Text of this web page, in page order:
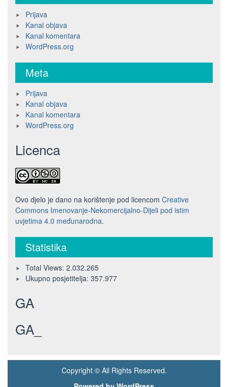
Prijava
Kanal objava
Kanal komentara
WordPress.org
Meta
Prijava
Kanal objava
Kanal komentara
WordPress.org
Licenca
Ovo djelo je dano na korištenje pod licencom Creative
Commons Imenovanje-Nekomercijalno-Dijeli pod istim
uvjetima 4.0 međunarodna.
Statistika
Total Views: 2.032.265
Ukupno posjetitelja: 357.977
GA
GA_
Copyright © All Rights Reserved.